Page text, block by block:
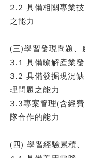
2.2 具備相關專業
之能力
(三)學習發現問題、
3.1 具備瞭解產業
3.2 具備發掘現況
理問題之能力
3.3專案管理(含經
隊合作的能力
(四) 學習經驗累積